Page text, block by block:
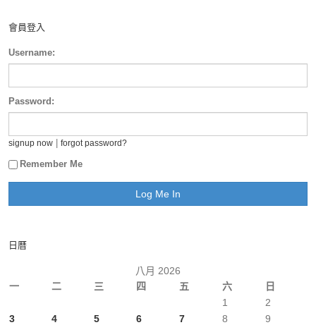
會員登入
Username:
Password:
signup now forgot password?
Remember Me
日曆
八月 2026
一
二 三 四 五 六 日
1
2
3
4 5 6 7 8
9